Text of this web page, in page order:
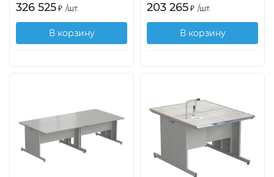
326 525 ₽ /шт.
В корзину
203 265 ₽ /шт.
В корзину